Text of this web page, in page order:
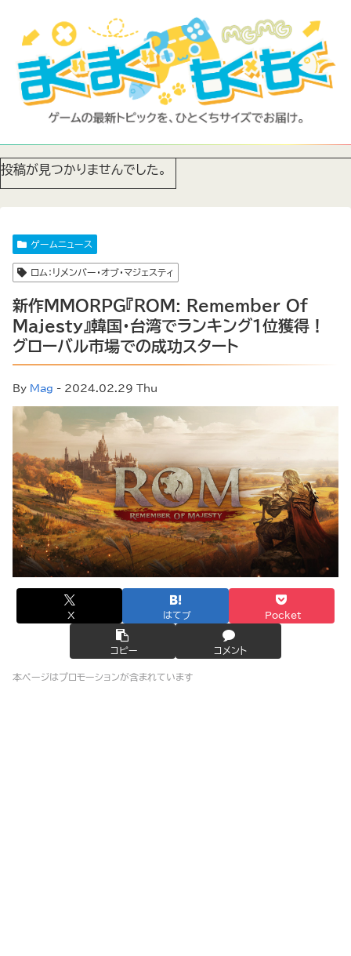
投稿が見つかりませんでした。
ゲームニュース
ロム：リメンバー・オブ・マジェスティ
新作MMORPG『ROM: Remember Of
Majesty』韓国・台湾でランキング1位獲得！
グローバル市場での成功スタート
By Mag - 2024.02.29 Thu
X はてブ Pocket
コピー コメント
本ページはプロモーションが含まれています